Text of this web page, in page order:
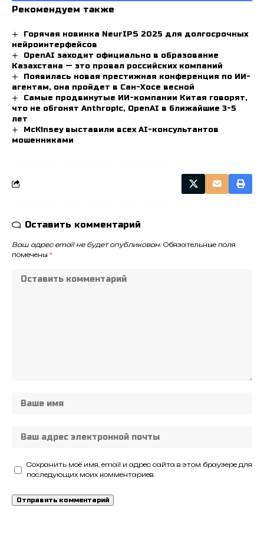
Рекомендуем также
Горячая новинка NeurIPS 2025 для долгосрочных
нейроинтерфейсов
OpenAI заходит официально в образование
Казахстана — это провал российских компаний
Появилась новая престижная конференция по ИИ-
агентам, она пройдет в Сан-Хосе весной
Самые продвинутые ИИ-компании Китая говорят,
что не обгонят Anthropic, OpenAI в ближайшие 3-5
лет
McKinsey выставили всех AI-консультантов
мошенниками
Оставить комментарий
Ваш адрес email не будет опубликован. Обязательные поля
помечены *
Сохранить моё имя, email и адрес сайта в этом браузере для
последующих моих комментариев.